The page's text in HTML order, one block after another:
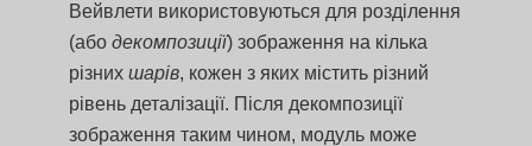
Вейвлети використовуються для розділення
(абодекомпозиції) зображення на кілька
різнихшарів, кожен з яких містить різний
рівень деталізації. Після декомпозиції
зображення таким чином, модуль може